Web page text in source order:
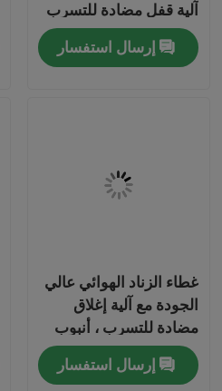
مسكن
أشرطة فيديو
جولة في المعمل
مراقبة الجودة
آلية قفل مضادة للتسرب
وأنبوب تمديد متكامل
إرسال استفسار
غطاء الزناد الهوائي عالي
الجودة مع آلية إغلاق
مضادة للتسرب ، أنبوب
تمديد متكامل ، وصمام
رش مزدوج الأفعال
إرسال استفسار